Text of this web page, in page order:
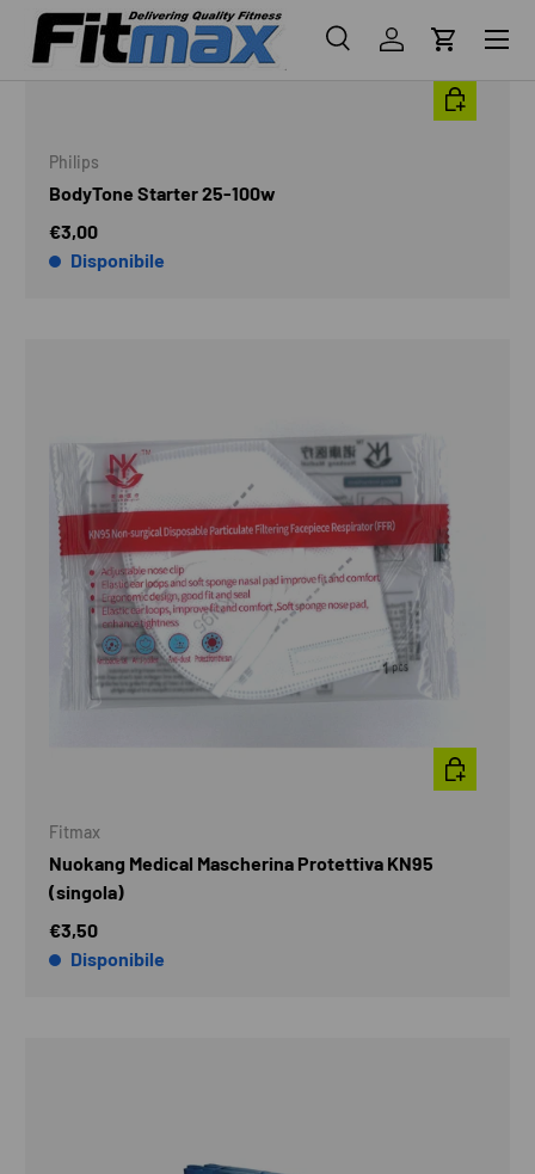
CercaAccediCarrello
Menu
Philips
BodyTone Starter 25-100w
€3,00
Disponibile
AGGIUNGI
Fitmax
Nuokang Medical Mascherina Protettiva KN95
(singola)
€3,50
Disponibile
AGGIUNGI